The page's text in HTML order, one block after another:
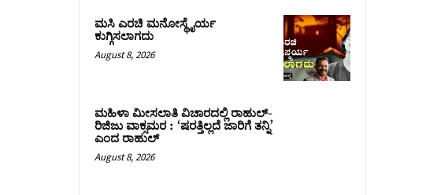
ಮಸಿ ಎರಚಿ ಮನೋಸ್ಥೈರ್ಯ
ಕುಗ್ಗಿಸಲಾಗದು
August 8, 2026
ಮಹಿಳಾ ಮೀಸಲಾತಿ ವಿಚಾರದಲ್ಲಿ ರಾಹುಲ್‌-
ರಿಜಿಜು ವಾಕ್ಸಮರ : ‘ಷರತ್ತಿಲ್ಲದೆ ಜಾರಿಗೆ ತನ್ನಿ’
ಎಂದ ರಾಹುಲ್‌
August 8, 2026